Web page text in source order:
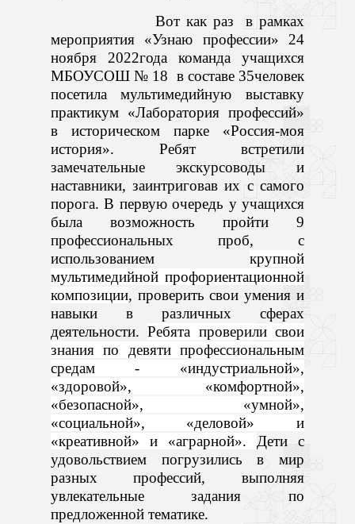
Вот как раз в рамках
мероприятия «Узнаю профессии» 24
ноября 2022года команда учащихся
МБОУСОШ № 18 в составе 35человек
посетила мультимедийную выставку
практикум «Лаборатория профессий»
в историческом парке «Россия-моя
история». Ребят встретили
замечательные экскурсоводы и
наставники, заинтриговав их с самого
порога. В первую очередь у учащихся
была возможность пройти 9
профессиональных проб, с
использованиемкрупной
мультимедийной профориентационной
композиции, проверить свои умения и
навыки в различных сферах
деятельности.Ребята проверили свои
знания по девяти профессиональным
средам - «индустриальной»,
«здоровой», «комфортной»,
«безопасной», «умной»,
«социальной», «деловой» и
«креативной» и «аграрной». Дети с
удовольствием погрузились в мир
разных профессий, выполняя
увлекательные задания по
предложенной тематике.